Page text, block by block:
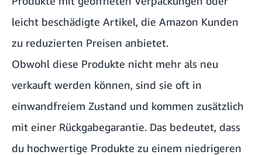
leicht beschädigte Artikel, die Amazon Kunden
zu reduzierten Preisen anbietet.
Obwohl diese Produkte nicht mehr als neu
verkauft werden können, sind sie oft in
einwandfreiem Zustand und kommen zusätzlich
mit einer Rückgabegarantie. Das bedeutet, dass
du hochwertige Produkte zu einem niedrigeren